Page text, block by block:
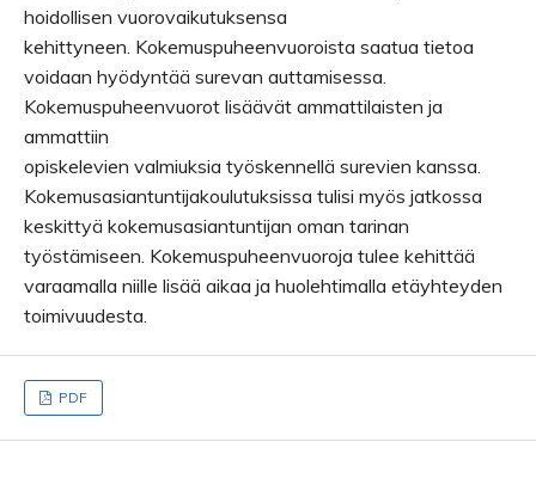
hoidollisen vuorovaikutuksensa
kehittyneen. Kokemuspuheenvuoroista saatua tietoa
voidaan hyödyntää surevan auttamisessa.
Kokemuspuheenvuorot lisäävät ammattilaisten ja
ammattiin
opiskelevien valmiuksia työskennellä surevien kanssa.
Kokemusasiantuntijakoulutuksissa tulisi myös jatkossa
keskittyä kokemusasiantuntijan oman tarinan
työstämiseen. Kokemuspuheenvuoroja tulee kehittää
varaamalla niille lisää aikaa ja huolehtimalla etäyhteyden
toimivuudesta.
PDF